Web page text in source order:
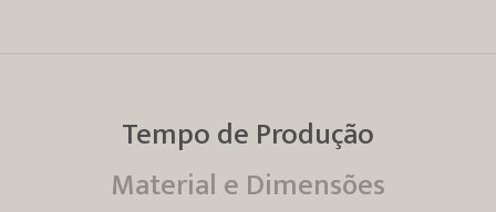
Tempo de Produção
Material e Dimensões